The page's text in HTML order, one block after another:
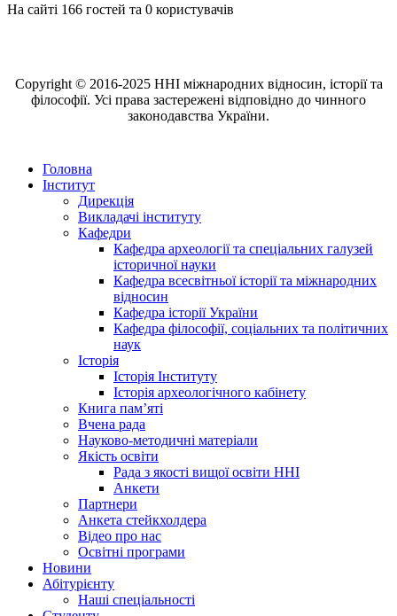
На сайті 166 гостей та 0 користувачів
Copyright © 2016-2025 ННІ міжнародних відносин, історії та
філософії. Усі права застережені відповідно до чинного
законодавства України.
Головна
Інститут
Дирекція
Викладачі інституту
Кафедри
Кафедра археології та спеціальних галузей
історичної науки
Кафедра всесвітньої історії та міжнародних
відносин
Кафедра історії України
Кафедра філософії, соціальних та політичних
наук
Історія
Історія Інституту
Історія археологічного кабінету
Книга памʼяті
Вчена рада
Науково-методичні матеріали
Якість освіти
Рада з якості вищої освіти ННІ
Анкети
Партнери
Анкета стейкхолдера
Відео про нас
Освітні програми
Hовини
Абітурієнту
Наші спеціальності